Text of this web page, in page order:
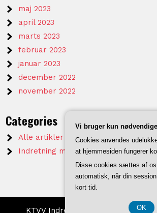
maj 2023
april 2023
marts 2023
februar 2023
januar 2023
december 2022
november 2022
Categories
Alle artikler på KTVV
Indretning mm.
KTVV Indretning 2026 . Powered
Vi bruger kun
Cookies anvendes
at hjemmesiden fungerer
Disse cookies sættes af
automatisk, når din
kort tid.
OK